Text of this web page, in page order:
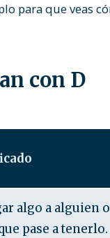
para que veas
con D
algo a alguien o
pase a tenerlo.